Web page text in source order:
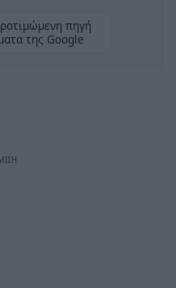
πηγή
της Google